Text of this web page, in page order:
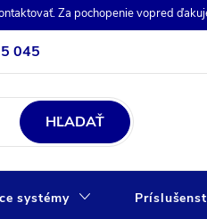
Za pochopenie vopred
045osobných údajov
HĽADAŤ
systémy